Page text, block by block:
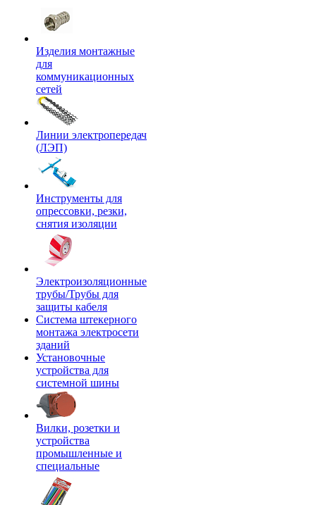
Изделия монтажные
для
коммуникационных
сетей
Линии электропередач
(ЛЭП)
Инструменты для
опрессовки, резки,
снятия изоляции
Электроизоляционные
трубы/Трубы для
защиты кабеля
Система штекерного
монтажа электросети
зданий
Установочные
устройства для
системной шины
Вилки, розетки и
устройства
промышленные и
специальные